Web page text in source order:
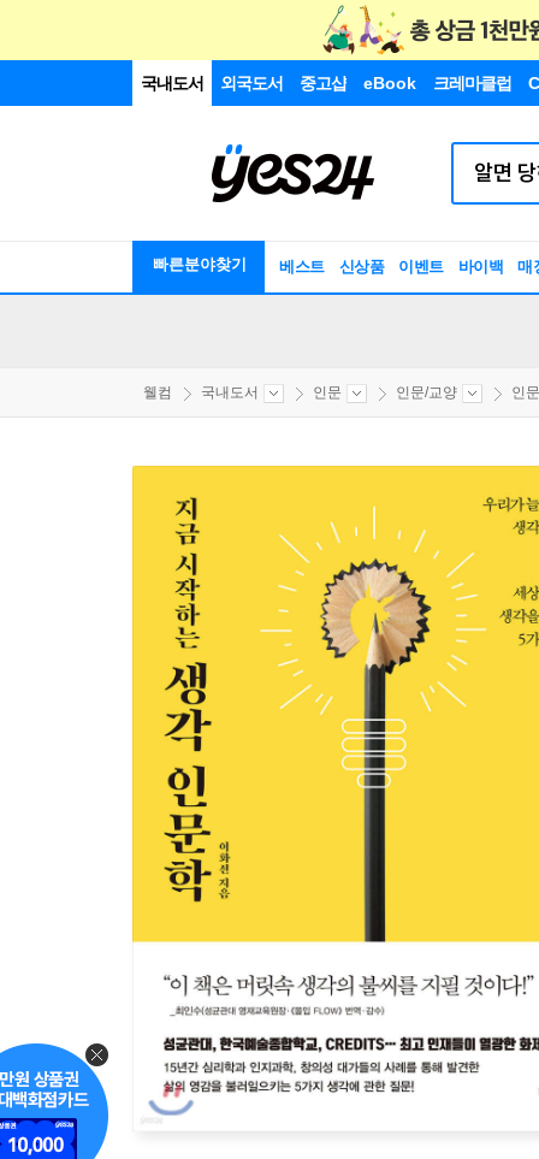
국내도서 외국도서 중고샵 eBook 크레마클럽
빠른분야찾기 베스트 신상품 이벤트 바이백 매
웰컴 국내도서 인문 인문/교양 인